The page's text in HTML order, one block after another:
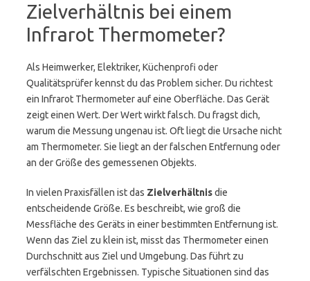
Zielverhältnis bei einem
Infrarot Thermometer?
Als Heimwerker, Elektriker, Küchenprofi oder
Qualitätsprüfer kennst du das Problem sicher. Du richtest
ein Infrarot Thermometer auf eine Oberfläche. Das Gerät
zeigt einen Wert. Der Wert wirkt falsch. Du fragst dich,
warum die Messung ungenau ist. Oft liegt die Ursache nicht
am Thermometer. Sie liegt an der falschen Entfernung oder
an der Größe des gemessenen Objekts.
In vielen Praxisfällen ist das Zielverhältnisdie
entscheidende Größe. Es beschreibt, wie groß die
Messfläche des Geräts in einer bestimmten Entfernung ist.
Wenn das Ziel zu klein ist, misst das Thermometer einen
Durchschnitt aus Ziel und Umgebung. Das führt zu
verfälschten Ergebnissen. Typische Situationen sind das